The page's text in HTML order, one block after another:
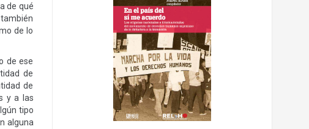
de qué
de lo
de ese
de
de
y a las
tipo
alguna